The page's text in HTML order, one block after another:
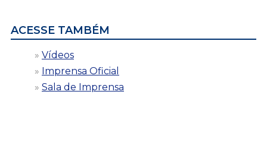
ACESSE TAMBÉM
Vídeos
Imprensa Oficial
Sala de Imprensa